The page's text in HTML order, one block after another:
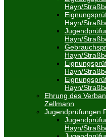
Hayn/
Hayn/
Hayn/
Hayn/
Hayn/
Hayn/
Ehrung des
Zellmann
Jugendprüfungen
Hayn/